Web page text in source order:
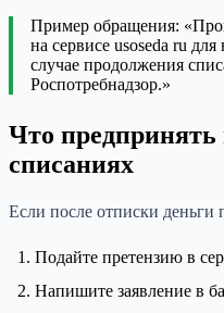
Пример обращения:
на сервисе usoseda ru
случае продолжения
Роспотребнадзор.»
Что
списаниях
Если после отписки деньги
Подайте претензию в
Напишите заявление в